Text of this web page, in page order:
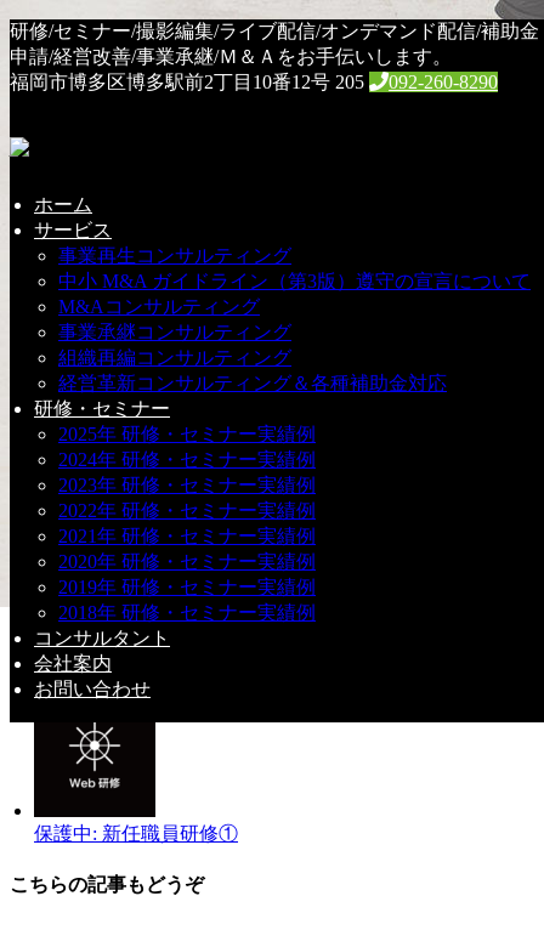
研修/セミナー/撮影編集/ライブ配信/オンデマンド配信/補助金
申請/経営改善/事業承継/Ｍ＆Ａをお手伝いします。
福岡市博多区博多駅前2丁目10番12号 205
092-260-8290
ホーム
サービス
事業再生コンサルティング
中小 M&A ガイドライン（第3版）遵守の宣言について
M&Aコンサルティング
事業承継コンサルティング
組織再編コンサルティング
経営革新コンサルティング＆各種補助金対応
研修・セミナー
2025年 研修・セミナー実績例
2024年 研修・セミナー実績例
2023年 研修・セミナー実績例
2022年 研修・セミナー実績例
2021年 研修・セミナー実績例
2020年 研修・セミナー実績例
2019年 研修・セミナー実績例
2018年 研修・セミナー実績例
コンサルタント
会社案内
お問い合わせ
HOME
Web研修
保護中: 資金管理（資金繰り）②
保護中: 資金管理（資金繰
り）②
2019年12月23日
このコンテンツはパスワードで保護されています。閲覧する
には以下にパスワードを入力してください。
パスワード:
Web研修
保護中: 資金管理（資金繰り）①
保護中: 新任職員研修①
こちらの記事もどうぞ